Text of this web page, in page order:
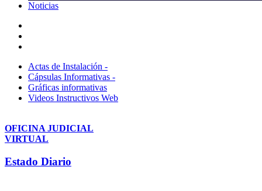
Noticias
Actas de Instalación -
Cápsulas Informativas -
Gráficas informativas
Videos Instructivos Web
OFICINA JUDICIAL
VIRTUAL
Estado Diario